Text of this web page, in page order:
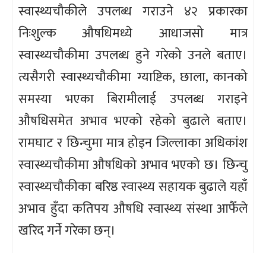
स्वास्थ्यचौकीले उपलब्ध गराउने ४२ प्रकारका
निःशुल्क औषधिमध्ये आधाजसो मात्र
स्वास्थ्यचौकीमा उपलब्ध हुने गरेको उनले बताए।
त्यसैगरी स्वास्थ्यचौकीमा ग्याष्टिक, छाला, कानको
समस्या भएका बिरामीलाई उपलब्ध गराइने
औषधिसमेत अभाव भएको रहेको बुढाले बताए।
रामघाट र छिन्चुमा मात्र होइन जिल्लाका अधिकांश
स्वास्थ्यचौकीमा औषधिको अभाव भएको छ। छिन्चु
स्वास्थ्यचौकीका बरिष्ठ स्वास्थ्य सहायक बुढाले यहाँ
अभाव हुँदा कतिपय औषधि स्वास्थ्य संस्था आफैँले
खरिद गर्ने गरेका छन्।